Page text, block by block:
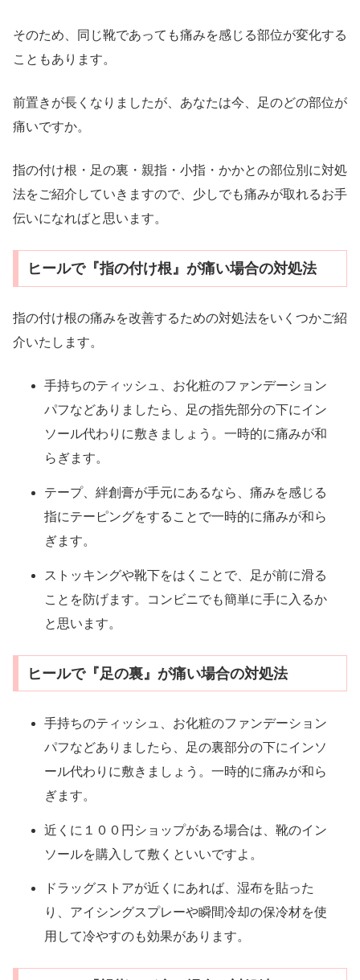
そのため、同じ靴であっても痛みを感じる部位が変化する
こともあります。
前置きが長くなりましたが、あなたは今、足のどの部位が
痛いですか。
指の付け根・足の裏・親指・小指・かかとの部位別に対処
法をご紹介していきますので、少しでも痛みが取れるお手
伝いになればと思います。
ヒールで『指の付け根』が痛い場合の対処法
指の付け根の痛みを改善するための対処法をいくつかご紹
介いたします。
手持ちのティッシュ、お化粧のファンデーション
パフなどありましたら、足の指先部分の下にイン
ソール代わりに敷きましょう。一時的に痛みが和
らぎます。
テープ、絆創膏が手元にあるなら、痛みを感じる
指にテーピングをすることで一時的に痛みが和ら
ぎます。
ストッキングや靴下をはくことで、足が前に滑る
ことを防げます。コンビニでも簡単に手に入るか
と思います。
ヒールで『足の裏』が痛い場合の対処法
手持ちのティッシュ、お化粧のファンデーション
パフなどありましたら、足の裏部分の下にインソ
ール代わりに敷きましょう。一時的に痛みが和ら
ぎます。
近くに１００円ショップがある場合は、靴のイン
ソールを購入して敷くといいですよ。
ドラッグストアが近くにあれば、湿布を貼った
り、アイシングスプレーや瞬間冷却の保冷材を使
用して冷やすのも効果があります。